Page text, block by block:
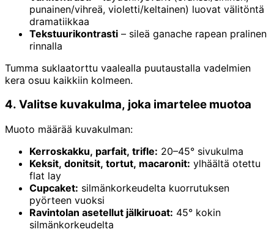
punainen/vihreä, violetti/keltainen) luovat välitöntä
dramatiikkaa
Tekstuurikontrasti – sileä ganache rapean pralinen
rinnalla
Tumma suklaatorttu vaalealla puutaustalla vadelmien
kera osuu kaikkiin kolmeen.
4. Valitse kuvakulma, joka imartelee muotoa
Muoto määrää kuvakulman:
Kerroskakku, parfait, trifle: 20–45° sivukulma
Keksit, donitsit, tortut, macaronit: ylhäältä otettu
flat lay
Cupcaket: silmänkorkeudelta kuorrutuksen
pyörteen vuoksi
Ravintolan asetellut jälkiruoat: 45° kokin
silmänkorkeudelta